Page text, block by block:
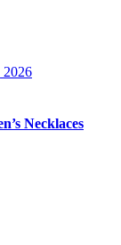
2026
Necklaces